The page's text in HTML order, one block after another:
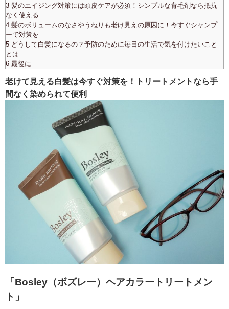
3 髪のエイジング対策には頭皮ケアが必須！シンプルな育毛剤なら抵抗
なく使える
4 髪のボリュームのなさやうねりも老け見えの原因に！今すぐシャンプ
ーで対策を
5 どうして白髪になるの？予防のために毎日の生活で気を付けたいこと
とは
6 最後に
老けて見える白髪は今すぐ対策を！トリートメントなら手
間なく染められて便利
「Bosley（ボズレー）ヘアカラートリートメン
ト」